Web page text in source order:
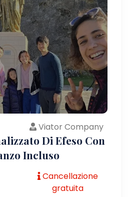
Viator Company
Di Efeso Con
Incluso
Cancellazione
gratuita